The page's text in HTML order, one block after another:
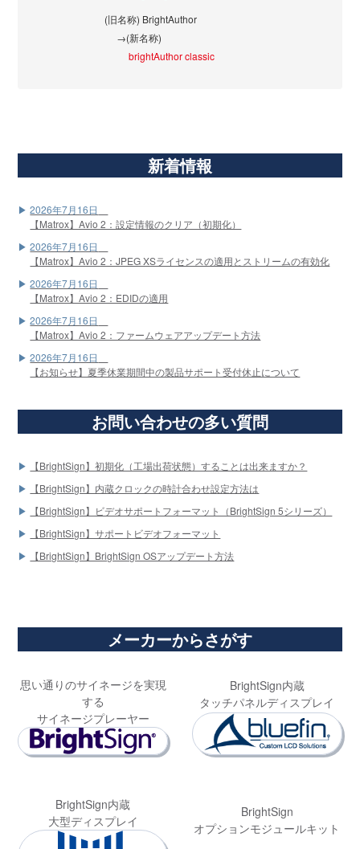
(旧名称) BrightAuthor
→(新名称)
brightAuthor classic
新着情報
2026年7月16日
【Matrox】Avio 2：設定情報のクリア（初期化）
2026年7月16日
【Matrox】Avio 2：JPEG XSライセンスの適用とストリームの有効化
2026年7月16日
【Matrox】Avio 2：EDIDの適用
2026年7月16日
【Matrox】Avio 2：ファームウェアアップデート方法
2026年7月16日
【お知らせ】夏季休業期間中の製品サポート受付休止について
お問い合わせの多い質問
【BrightSign】初期化（工場出荷状態）することは出来ますか？
【BrightSign】内蔵クロックの時計合わせ設定方法は
【BrightSign】ビデオサポートフォーマット（BrightSign 5シリーズ）
【BrightSign】サポートビデオフォーマット
【BrightSign】BrightSign OSアップデート方法
メーカーからさがす
思い通りのサイネージを実現
する
サイネージプレーヤー
BrightSign内蔵
タッチパネルディスプレイ
BrightSign内蔵
大型ディスプレイ
BrightSign
オプションモジュールキット